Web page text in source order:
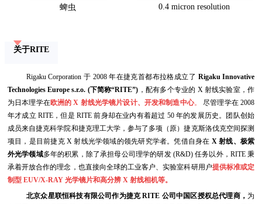
蜱虫 0.4 micron resolution
关于RITE
Rigaku Corporation 于 2008 年在捷克首都布拉格成立了 Rigaku Innovative
Technologies Europe s.r.o. (下简称“RITE”) ，配有多个专业的 X 射线实验室，作
为日本理学在欧洲的 X 射线光学镜片设计、开发和制造中心。
尽管理学在 2008
年才成立 RITE，但是 RITE 前身却在业内有着超过 50 年的发展历史。团队创始
成员来自捷克科学院和捷克理工大学，参与了多项（原）捷克斯洛伐克空间探测
项目，是目前捷克 X 射线光学领域的领先研究学者。凭借自身在 X 射线、极紫
外光学领域多年的积累，除了承担母公司理学的研发 (R&D) 任务以外，RITE 秉
承着开放合作的理念，也直接向全球的工业客户、实验室科研用户提供标准或定
制型 EUV/X-RAY 光学镜片和高分辨 X 射线相机等。
北京众星联恒科技有限公司作为捷克 RITE 公司中国区授权总代理商， 为